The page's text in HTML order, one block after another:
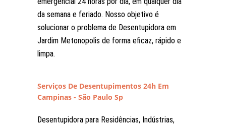
da semana e feriado. Nosso objetivo é
solucionar o problema de Desentupidora em
Jardim Metonopolis de forma eficaz, rápido e
limpa.
Serviços De Desentupimentos 24h Em
Campinas - São Paulo Sp
Desentupidora para Residências, Indústrias,